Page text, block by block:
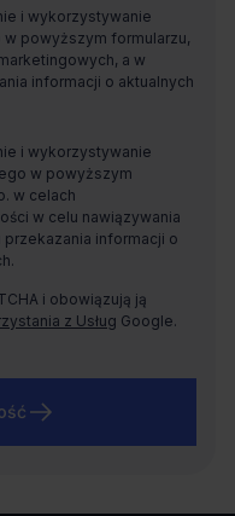
i wykorzystywanie
powyższym formularzu,
a w
informacji o aktualnych
i wykorzystywanie
w powyższym
w celach
w celu nawiązywania
informacji o
i obowiązują ją
z Usług Google.